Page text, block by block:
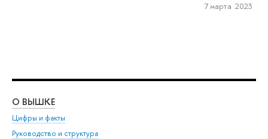
7 марта 2023
О ВЫШКЕ
Цифры и факты
Руководство и структура